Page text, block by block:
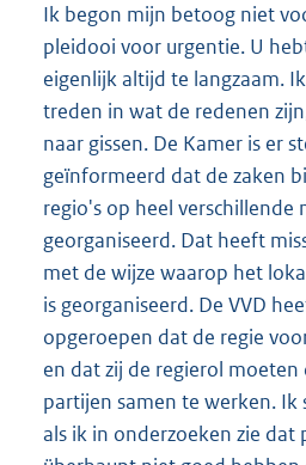
Ik begon mijn betoog niet
pleidooi voor urgentie. U
eigenlijk altijd te langzaam.
treden in wat de redenen
naar gissen. De Kamer is er
geïnformeerd dat de zaken
regio's op heel verschillende
georganiseerd. Dat heeft
met de wijze waarop het
is georganiseerd. De VVD
opgeroepen dat de regie
en dat zij de regierol
partijen samen te werken. Ik
als ik in onderzoeken zie dat